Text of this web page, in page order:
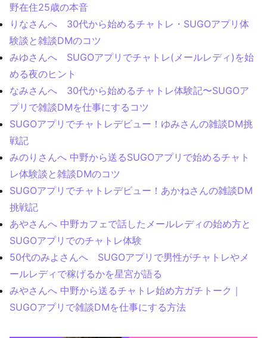
野在住25歳の本音
りなさんへ 30代から始めるチャトレ・SUGOアプリ体
験談と雑談DMのコツ
みゆさんへ SUGOアプリでチャトレ(メールレディ)を始
める夜のヒント
なみさんへ 30代から始めるチャトレ体験記〜SUGOア
プリで雑談DMを仕事にするコツ
SUGOアプリでチャトレデビュー！ゆみさんの雑談DM挑
戦記
みのりさんへ 中野から送るSUGOアプリで始めるチャト
レ体験談と雑談DMのコツ
SUGOアプリでチャトレデビュー！あかねさんの雑談DM
挑戦記
あやさんへ 中野カフェで話したメールレディの始め方と
SUGOアプリでのチャトレ体験
50代のみよさんへ SUGOアプリで男性がチャトレやメ
ールレディで稼げるかを星宮が語る
みやさんへ 中野から送るチャトレ始め方ガチトーク｜
SUGOアプリで雑談DMを仕事にする方法